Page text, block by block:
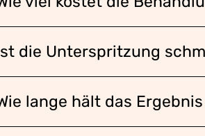
die Unterspritzung
lange hält das